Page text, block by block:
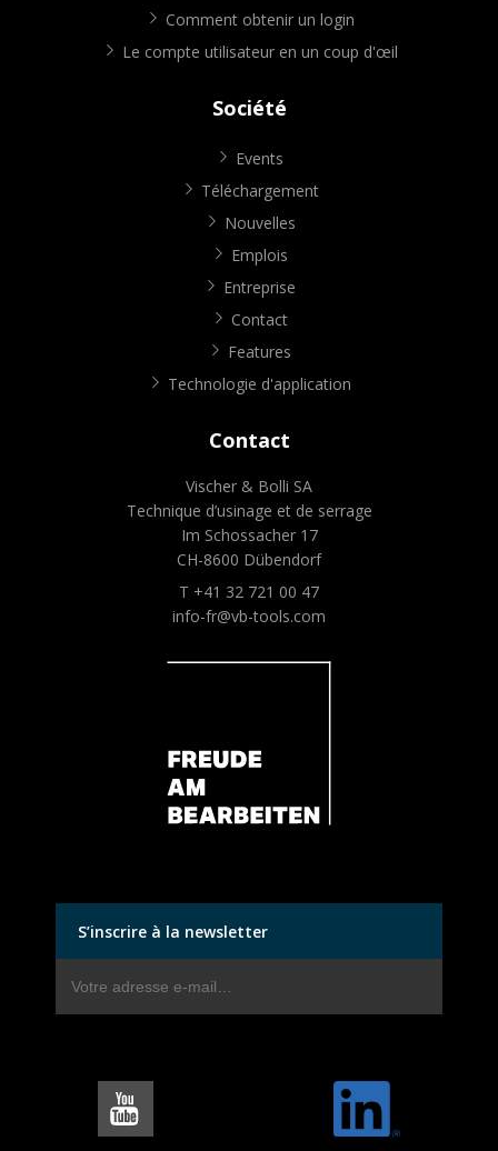
Comment obtenir un login
Le compte utilisateur en un coup d'œil
Société
Events
Téléchargement
Nouvelles
Emplois
Entreprise
Contact
Features
Technologie d'application
Contact
Vischer & Bolli SA
Technique d’usinage et de serrage
Im Schossacher 17
CH-8600 Dübendorf
T +41 32 721 00 47
info-fr@vb-tools.com
S’inscrire à la newsletter